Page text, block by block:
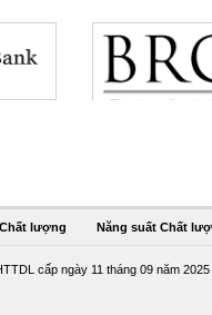
lượng Năng suất Chất
cấp ngày 11 tháng 09 năm 2025